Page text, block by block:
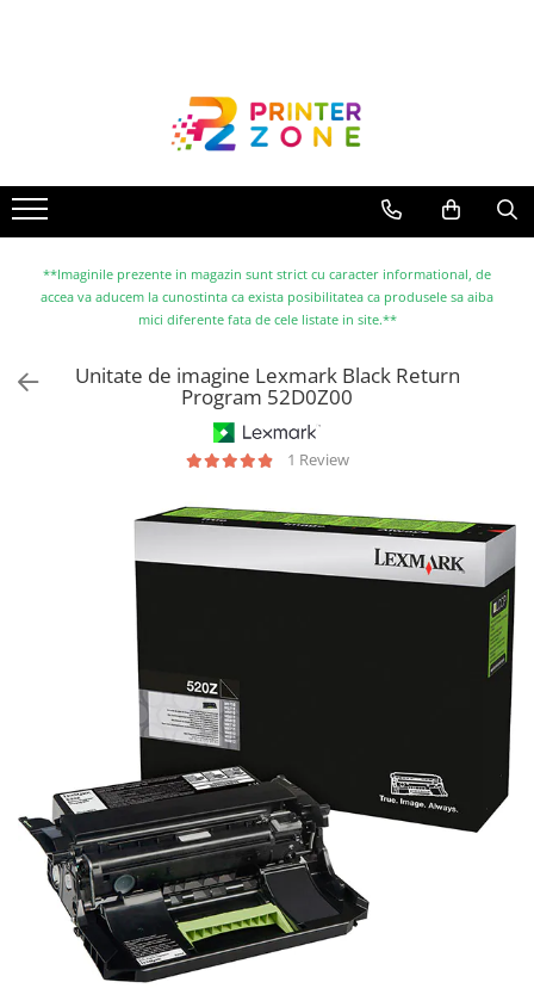
Imprimante cu jet
Multifunctionale laser
Multifunctionale cu jet
Imprimante etichete
Scanere
Accesorii imprimante
Consumabile imprimanta
Capete imprimare
Cartuse inkjet si cerneala
Ribbon
Developer
Consumabile imprimanta
compatibile
Tonere compatibile
Cartuse compatibile
**Imaginile prezente in magazin sunt strict cu caracter informational, de
accea va aducem la cunostinta ca exista posibilitatea ca produsele sa aiba
mici diferente fata de cele listate in site.**
Unitate de imagine Lexmark Black Return
Program 52D0Z00
1 Review